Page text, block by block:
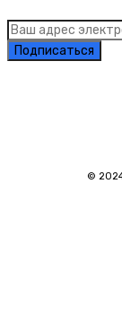
Подписаться
©